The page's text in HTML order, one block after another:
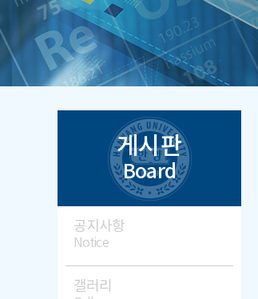
게시판
Board
공지사항
Notice
갤러리